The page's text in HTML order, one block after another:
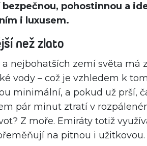
pohostinnou a
i luxusem.
než zlato
nejbohatších zemí světa má
vody – což je vzhledem k
minimální, a pokud už prší,
pár minut ztratí v
Z moře. Emiráty totiž
na pitnou i užitkovou.